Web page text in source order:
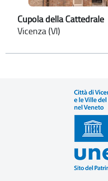
Cupola della Cattedrale
Vicenza (VI)